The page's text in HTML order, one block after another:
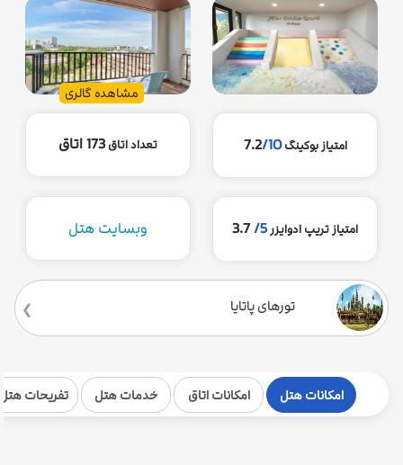
مشاهده گالری
امتیاز بوکینگ 7.2/10 تعداد اتاق173 اتاق
امتیاز تریپ ادوایزر5/ وبسایت هتل
تورهای پاتایا
امکانات هتل امکانات اتاق خدمات هتل تفریحات